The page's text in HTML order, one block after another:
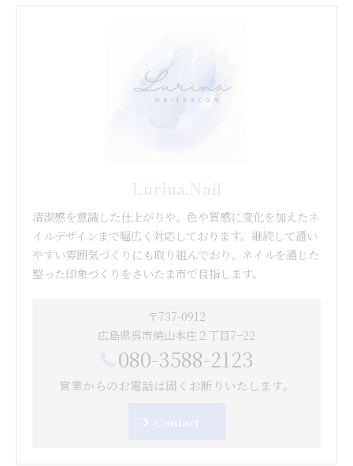
Lurina.Nail
清潔感を意識した仕上がりや、色や質感に変化を加えたネ
イルデザインまで幅広く対応しております。継続して通い
やすい雰囲気づくりにも取り組んでおり、ネイルを通じた
整った印象づくりをさいたま市で目指します。
〒737-0912
広島県呉市焼山本庄２丁目7−22
080-3588-2123
営業からのお電話は固くお断りいたします。
Contact